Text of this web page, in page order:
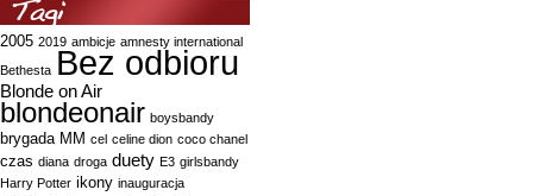
Tagi
2005 2019 ambicje amnesty international
Bethesta Bez odbioru
Blonde on Air
blondeonair boysbandy
brygada MM cel celine dion coco chanel
czas diana droga duety E3 girlsbandy
Harry Potter ikony inauguracja